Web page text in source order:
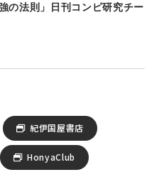
法則」日刊コンピ研究チー
紀伊国屋書店
HonyaClub